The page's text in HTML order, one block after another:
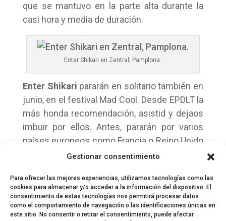
Gestionar consentimiento
Para ofrecer las mejores experiencias, utilizamos tecnologías como las
cookies para almacenar y/o acceder a la información del dispositivo. El
consentimiento de estas tecnologías nos permitirá procesar datos
como el comportamiento de navegación o las identificaciones únicas en
este sitio. No consentir o retirar el consentimiento, puede afectar
que se mantuvo en la parte alta durante la
casi hora y media de duración.
Enter Shikari en Zentral, Pamplona.
Enter Shikari pararán en solitario también en
junio, en el festival Mad Cool. Desde EPDLT la
más honda recomendación, asistid y dejaos
imbuir por ellos. Antes, pararán por varios
países europeos como Francia o Reino Unido
para cruzar el charco y realizar una megagira